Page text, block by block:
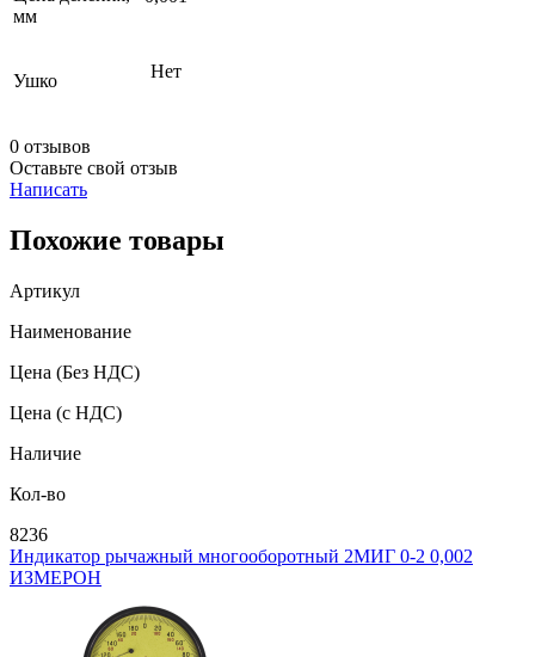
мм
Ушко Нет
0 отзывов
Оставьте свой отзыв
Написать
Похожие товары
Артикул
Наименование
Цена (Без НДС)
Цена (с НДС)
Наличие
Кол-во
8236
Индикатор рычажный многооборотный 2МИГ 0-2 0,002
ИЗМЕРОН